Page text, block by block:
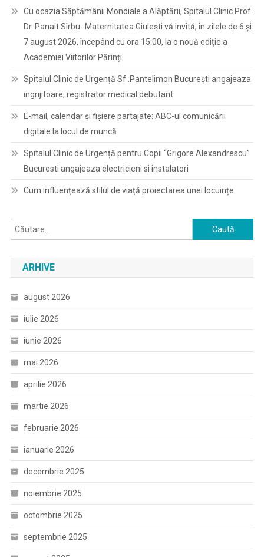
Cu ocazia Săptămânii Mondiale a Alăptării, Spitalul Clinic Prof.
Dr. Panait Sîrbu- Maternitatea Giulești vă invită, în zilele de 6 și
7 august 2026, începând cu ora 15:00, la o nouă ediție a
Academiei Viitorilor Părinți
Spitalul Clinic de Urgență Sf .Pantelimon București angajeaza
ingrijitoare, registrator medical debutant
E-mail, calendar şi fişiere partajate: ABC-ul comunicării
digitale la locul de muncă
Spitalul Clinic de Urgență pentru Copii “Grigore Alexandrescu”
Bucuresti angajeaza electricieni si instalatori
Cum influențează stilul de viață proiectarea unei locuințe
Caută
după:
ARHIVE
august 2026
iulie 2026
iunie 2026
mai 2026
aprilie 2026
martie 2026
februarie 2026
ianuarie 2026
decembrie 2025
noiembrie 2025
octombrie 2025
septembrie 2025